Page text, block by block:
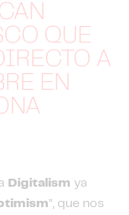
QUE
A
EN
Digitalism ya
”, que nos